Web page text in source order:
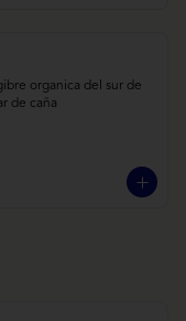
organica del sur de
de caña